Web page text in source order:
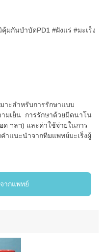
กันบำบัดPD1 #ฝังแร่ #มะเร็ง
าะสำหรับการรักษาแบบ
มเย็น การรักษาด้วยมีดนาโน
ด ฯลฯ) และค่าใช้จ่ายในการ
ำแนะนำจากทีมแพทย์มะเร็งผู้
ากแพทย์